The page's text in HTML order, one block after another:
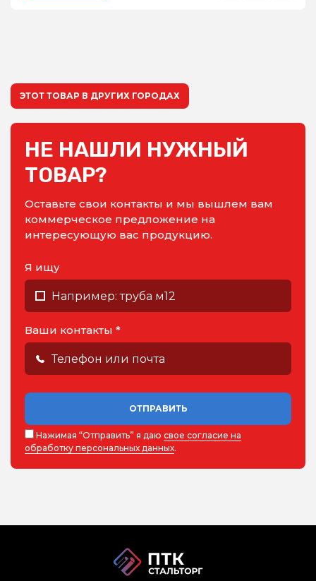
ЭТОТ ТОВАР В ДРУГИХ ГОРОДАХ
НЕ НАШЛИ НУЖНЫЙ
ТОВАР?
Оставьте свои контакты и мы вышлем вам
коммерческое предложение на
интересующую вас продукцию.
Я ищу
Ваши контакты *
ОТПРАВИТЬ
Нажимая “Отправить” я даю свое согласие на
обработку персональных данных.